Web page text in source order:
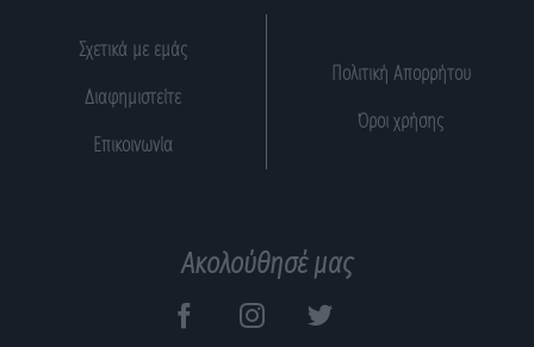
Σχετικά με εμάς
Διαφημιστείτε
Επικοινωνία
Πολιτική Απορρήτου
Όροι χρήσης
Ακολούθησέ μας